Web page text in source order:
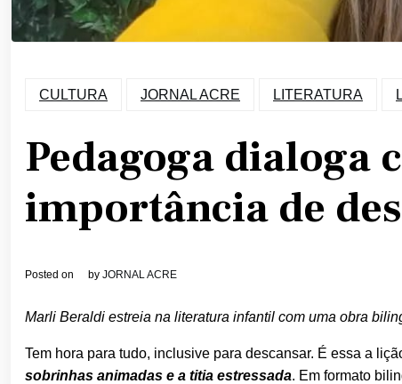
CULTURA JORNAL ACRE LITERATURA
Pedagoga dialoga
importância de
Posted on by JORNAL ACRE
Marli Beraldi estreia na literatura infantil com uma obra
Tem hora para tudo, inclusive para descansar. É essa a
sobrinhas animadas e a titia estressada. Em formato